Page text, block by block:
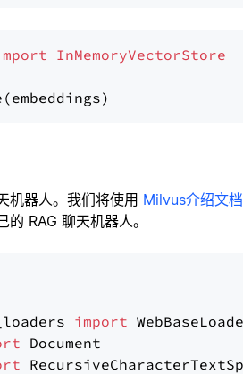
InMemoryVectorStore
机器人。我们将使用 Milvus介绍文档
RAG 聊天机器人。
import